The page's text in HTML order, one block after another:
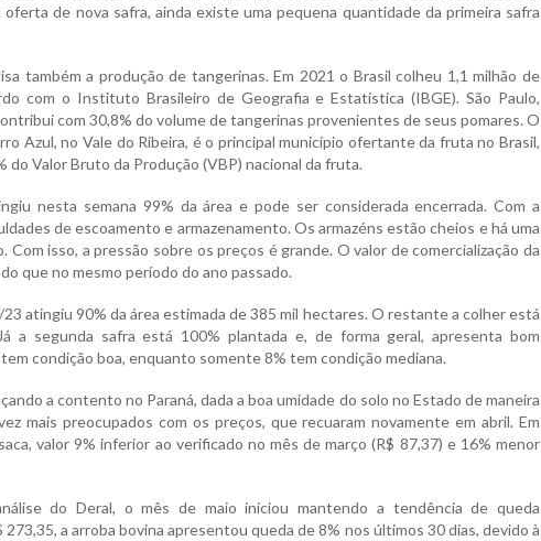
de nova safra, ainda existe uma pequena quantidade da primeira safra
também a produção de tangerinas. Em 2021 o Brasil colheu 1,1 milhão de
com o Instituto Brasileiro de Geografia e Estatística (IBGE). São Paulo,
com 30,8% do volume de tangerinas provenientes de seus pomares. O
Azul, no Vale do Ribeira, é o principal município ofertante da fruta no Brasil,
do Valor Bruto da Produção (VBP) nacional da fruta.
nesta semana 99% da área e pode ser considerada encerrada. Com a
de escoamento e armazenamento. Os armazéns estão cheios e há uma
isso, a pressão sobre os preços é grande. O valor de comercialização da
que no mesmo período do ano passado.
atingiu 90% da área estimada de 385 mil hectares. O restante a colher está
a segunda safra está 100% plantada e, de forma geral, apresenta bom
condição boa, enquanto somente 8% tem condição mediana.
a contento no Paraná, dada a boa umidade do solo no Estado de maneira
mais preocupados com os preços, que recuaram novamente em abril. Em
valor 9% inferior ao verificado no mês de março (R$ 87,37) e 16% menor
do Deral, o mês de maio iniciou mantendo a tendência de queda
a arroba bovina apresentou queda de 8% nos últimos 30 dias, devido à